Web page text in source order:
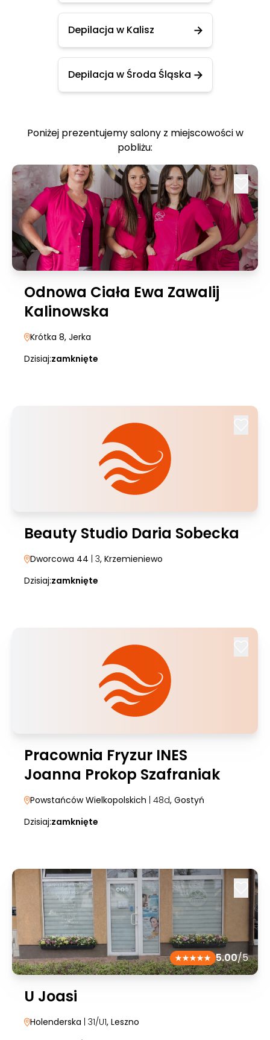
Depilacja w Kalisz
Depilacja w Środa Śląska
Poniżej prezentujemy salony z miejscowości w
pobliżu:
Odnowa Ciała Ewa Zawalij
Kalinowska
Krótka 8, Jerka
Dzisiaj:zamknięte
Beauty Studio Daria Sobecka
Dworcowa 44 | 3, Krzemieniewo
Dzisiaj:zamknięte
Pracownia Fryzur INES
Joanna Prokop Szafraniak
Powstańców Wielkopolskich | 48d, Gostyń
Dzisiaj:zamknięte
5.00/5
U Joasi
Holenderska | 31/U1, Leszno